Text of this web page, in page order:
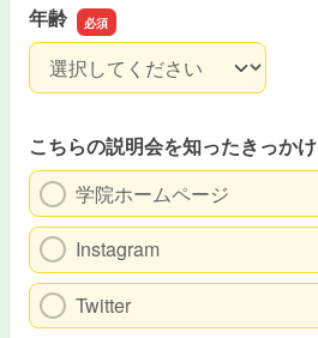
年齢
年齢
こちらの説明会を知ったきっかけ
学院ホームページ
Instagram
Twitter